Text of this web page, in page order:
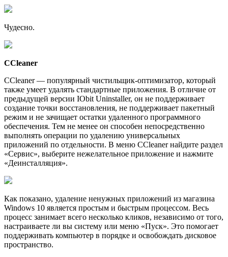
Чудесно.
CCleaner
CCleaner — популярный чистильщик-оптимизатор, который
также умеет удалять стандартные приложения. В отличие от
предыдущей версии IObit Uninstaller, он не поддерживает
создание точки восстановления, не поддерживает пакетный
режим и не зачищает остатки удаленного программного
обеспечения. Тем не менее он способен непосредственно
выполнять операции по удалению универсальных
приложений по отдельности. В меню CCleaner найдите раздел
«Сервис», выберите нежелательное приложение и нажмите
«Деинсталляция».
Как показано, удаление ненужных приложений из магазина
Windows 10 является простым и быстрым процессом. Весь
процесс занимает всего несколько кликов, независимо от того,
настраиваете ли вы систему или меню «Пуск». Это помогает
поддерживать компьютер в порядке и освобождать дисковое
пространство.